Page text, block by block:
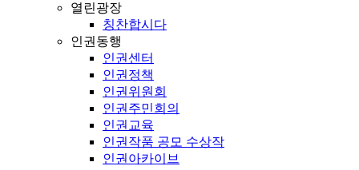
열린광장
칭찬합시다
인권동행
인권센터
인권정책
인권위원회
인권주민회의
인권교육
인권작품 공모 수상작
인권아카이브